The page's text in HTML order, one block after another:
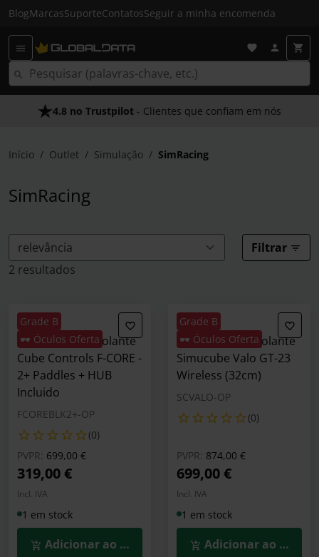
BlogMarcasSuporteContatosSeguir a minha encomenda
As Nossas Promessas- O melhor atendimento
4.8 no Trustpilot - Clientes que confiam em nós
Início Outlet Simulação SimRacing
SimRacing
Filtrar
2 resultados
Grade B
🕶️ Óculos Oferta
** B Grade ** Volante
Cube Controls F-CORE -
2+ Paddles + HUB
Incluido
FCOREBLK2+-OP
(0)
PVPR: Preço reduzido de
699,00 €para
319,00 €
Incl. IVA
1 em stock
Adicionar ao Carrinho
Grade B
🕶️ Óculos Oferta
** B Grade ** Volante
Simucube Valo GT-23
Wireless (32cm)
SCVALO-OP
(0)
PVPR: Preço reduzido de
874,00 €para
699,00 €
Incl. IVA
1 em stock
Adicionar ao